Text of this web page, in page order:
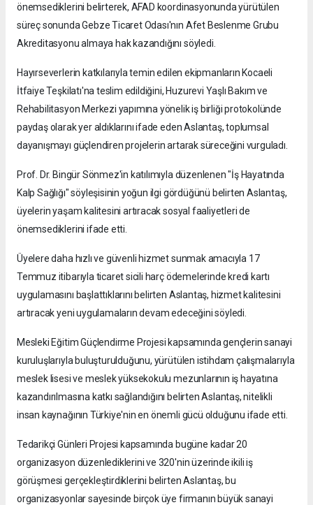
önemsediklerini belirterek, AFAD koordinasyonunda yürütülen
süreç sonunda Gebze Ticaret Odası'nın Afet Beslenme Grubu
Akreditasyonu almaya hak kazandığını söyledi.
Hayırseverlerin katkılarıyla temin edilen ekipmanların Kocaeli
İtfaiye Teşkilatı'na teslim edildiğini, Huzurevi Yaşlı Bakım ve
Rehabilitasyon Merkezi yapımına yönelik iş birliği protokolünde
paydaş olarak yer aldıklarını ifade eden Aslantaş, toplumsal
dayanışmayı güçlendiren projelerin artarak süreceğini vurguladı.
Prof. Dr. Bingür Sönmez'in katılımıyla düzenlenen "İş Hayatında
Kalp Sağlığı" söyleşisinin yoğun ilgi gördüğünü belirten Aslantaş,
üyelerin yaşam kalitesini artıracak sosyal faaliyetleri de
önemsediklerini ifade etti.
Üyelere daha hızlı ve güvenli hizmet sunmak amacıyla 17
Temmuz itibarıyla ticaret sicili harç ödemelerinde kredi kartı
uygulamasını başlattıklarını belirten Aslantaş, hizmet kalitesini
artıracak yeni uygulamaların devam edeceğini söyledi.
Mesleki Eğitim Güçlendirme Projesi kapsamında gençlerin sanayi
kuruluşlarıyla buluşturulduğunu, yürütülen istihdam çalışmalarıyla
meslek lisesi ve meslek yüksekokulu mezunlarının iş hayatına
kazandırılmasına katkı sağlandığını belirten Aslantaş, nitelikli
insan kaynağının Türkiye'nin en önemli gücü olduğunu ifade etti.
Tedarikçi Günleri Projesi kapsamında bugüne kadar 20
organizasyon düzenlediklerini ve 320'nin üzerinde ikili iş
görüşmesi gerçekleştirdiklerini belirten Aslantaş, bu
organizasyonlar sayesinde birçok üye firmanın büyük sanayi